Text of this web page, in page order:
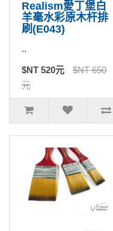
Realism愛丁堡白
羊毫水彩原木杆排
刷(E043)
..
$NT 520元
$NT 650
元